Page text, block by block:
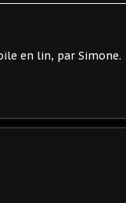
en lin, par Simone.